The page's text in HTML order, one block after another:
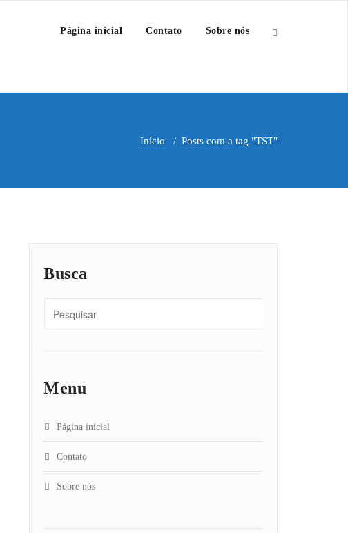
Página inicial Contato Sobre nós
Início / Posts com a tag "TST"
Busca
Menu
Página inicial
Contato
Sobre nós